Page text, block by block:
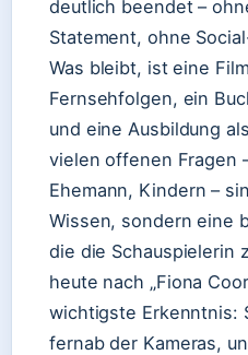
deutlich beendet –
Statement, ohne
Was bleibt, ist eine
Fernsehfolgen, ein
und eine Ausbildung
vielen offenen Fragen
Ehemann, Kindern –
Wissen, sondern eine
die die Schauspielerin
heute nach „Fiona
wichtigste Erkenntnis:
fernab der Kameras,